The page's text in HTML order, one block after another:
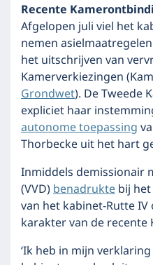
Recente
Afgelopen juli viel het
nemen
het uitschrijven van
Kamerverkiezingen
Grondwet). De Tweede
expliciet haar
autonome toepassing
Thorbecke uit het hart
Inmiddels demissionair
(VVD)benadruktebij
van het kabinet-Rutte
karakter van de
‘Ik heb in mijn